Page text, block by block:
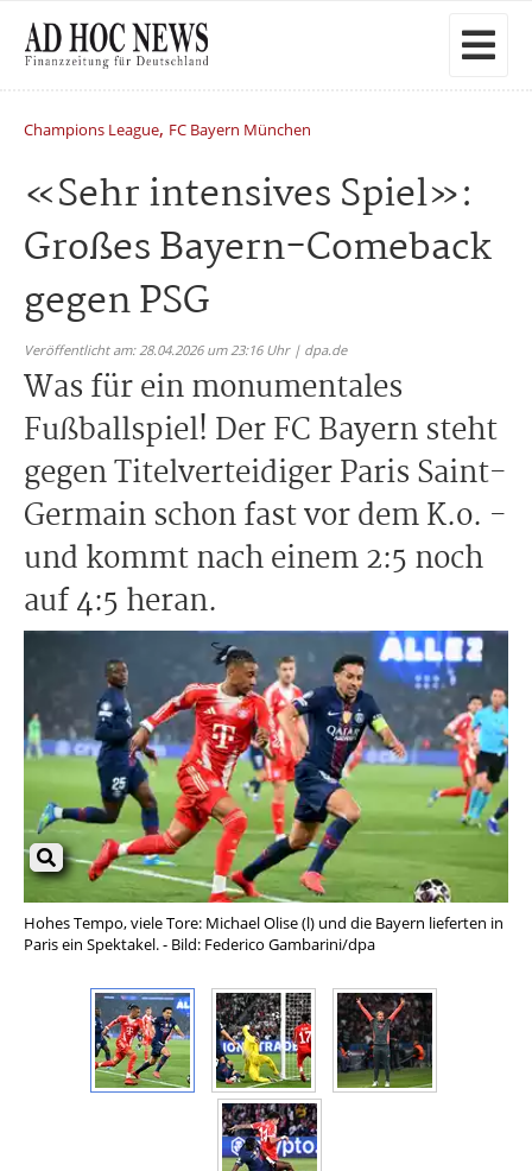
Champions League, FC Bayern München
«Sehr intensives Spiel»:
Großes Bayern-Comeback
gegen PSG
Veröffentlicht am: 28.04.2026 um 23:16 Uhr | dpa.de
Was für ein monumentales
Fußballspiel! Der FC Bayern steht
gegen Titelverteidiger Paris Saint-
Germain schon fast vor dem K.o. -
und kommt nach einem 2:5 noch
auf 4:5 heran.
Hohes Tempo, viele Tore: Michael Olise (l) und die Bayern lieferten in
Paris ein Spektakel. - Bild: Federico Gambarini/dpa